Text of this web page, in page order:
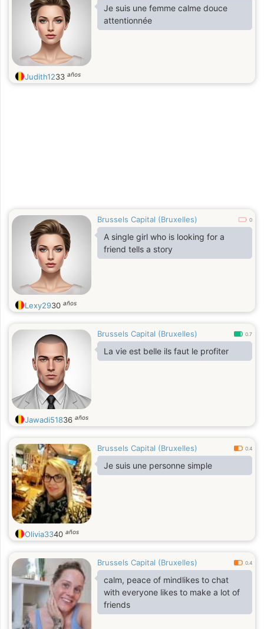
Je suis une femme calme douce
attentionnée
Judith1233 años
Brussels Capital (Bruxelles) 0
A single girl who is looking for a
friend tells a story
Lexy2930 años
Brussels Capital (Bruxelles) 0.7
La vie est belle ils faut le profiter
Jawadi51836 años
Brussels Capital (Bruxelles) 0.4
Je suis une personne simple
Olivia3340 años
Brussels Capital (Bruxelles) 0.4
calm, peace of mindlikes to chat
with everyone likes to make a lot of
friends